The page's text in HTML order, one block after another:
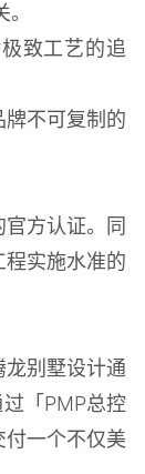
致工艺的追
不可复制的
方认证。同
实施水准的
别墅设计通
「PMP总控
一个不仅美